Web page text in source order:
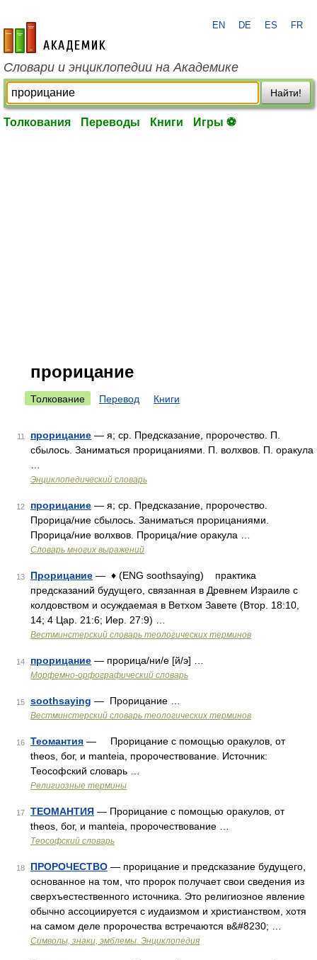
academic.ru
EN DE ES FR
Словари и энциклопедии на Академике
Найти!
Толкования Переводы Книги Игры ⚽
прорицание
Толкование Перевод Книги
11 прорицание — я; ср. Предсказание, пророчество. П.
сбылось. Заниматься прорицаниями. П. волхвов. П. оракула
Энциклопедический словарь
12 прорицание — я; ср. Предсказание, пророчество.
Прорица/ние сбылось. Заниматься прорицаниями.
Прорица/ние волхвов. Прорица/ние оракула …
Словарь многих выражений
13 Прорицание — ♦ (ENG soothsaying) практика
предсказаний будущего, связанная в Древнем Израиле с
колдовством и осуждаемая в Ветхом Завете (Втор. 18:10,
14; 4 Цар. 21:6; Иер. 27:9) …
Вестминстерский словарь теологических терминов
14 прорицание — прорица/ни/е [й/э] …
Морфемно-орфографический словарь
15 soothsaying — Прорицание …
Вестминстерский словарь теологических терминов
16 Теомантия — Прорицание с помощью оракулов, от
theos, бог, и manteia, пророчествование. Источник:
Теософский словарь …
Религиозные термины
17 ТЕОМАНТИЯ — Прорицание с помощью оракулов, от
theos, бог, и manteia, пророчествование …
Теософский словарь
18 ПРОРОЧЕСТВО — прорицание и предсказание будущего,
основанное на том, что пророк получает свои сведения из
сверхъестественного источника. Это религиозное явление
обычно ассоциируется с иудаизмом и христианством, хотя
на самом деле пророчества встречаются в&#8230; …
Символы, знаки, эмблемы. Энциклопедия